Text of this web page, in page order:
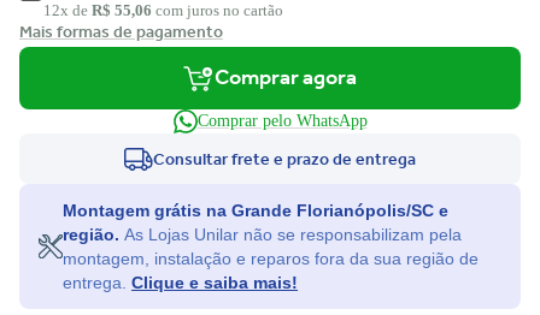
12x de R$ 55,06 com juros no cartão
Mais formas de pagamento
Comprar agora
Comprar pelo WhatsApp
Consultar frete e prazo de entrega
Montagem grátis na Grande Florianópolis/SC e
região.
montagem, instalação e reparos fora da sua região de
entrega. Clique e saiba mais!